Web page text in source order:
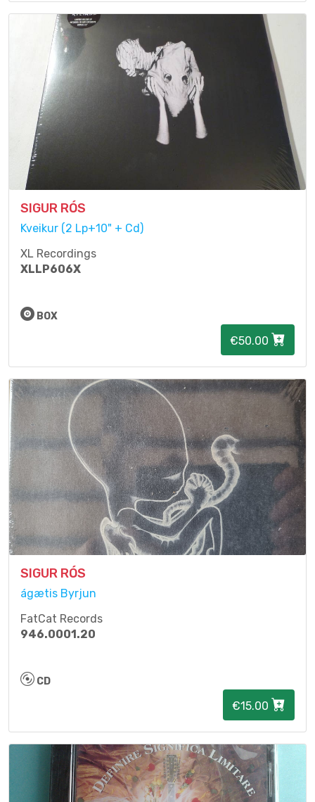
SIGUR RÓS
Kveikur (2 Lp+10" + Cd)
XL Recordings
XLLP606X
BOX
€50.00
SIGUR RÓS
ágætis Byrjun
FatCat Records
946.0001.20
CD
€15.00